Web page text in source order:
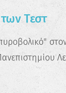
Τεστ